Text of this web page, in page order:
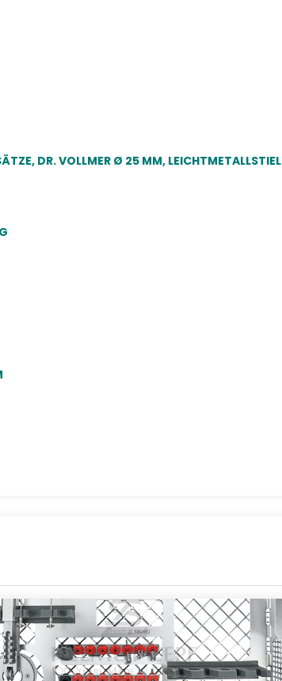
DR. VOLLMER Ø 25 MM, LEICHTMETALLSTIEL